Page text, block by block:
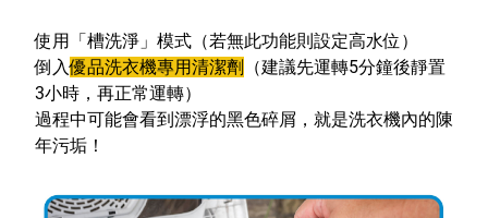
使用「槽洗淨」模式（若無此功能則設定高水位）
倒入優品洗衣機專用清潔劑 （建議先運轉5分鐘後靜置
3小時，再正常運轉）
過程中可能會看到漂浮的黑色碎屑，就是洗衣機內的陳
年污垢！